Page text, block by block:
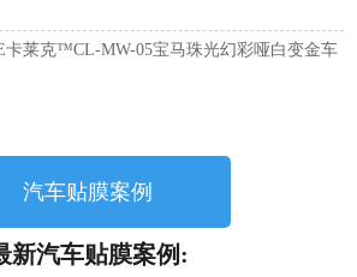
卡莱克™CL-MW-05宝马珠光幻彩哑白变金车
汽车贴膜案例
新汽车贴膜案例: